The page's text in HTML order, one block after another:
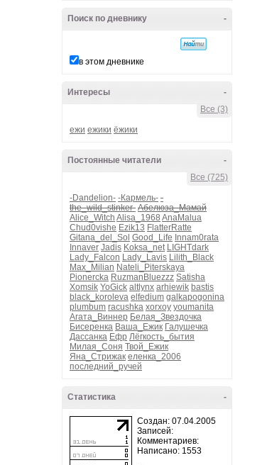
-
Поиск по дневнику
в этом дневнике
-
Интересы
Все (3)
ежи ежики ёжики
-
Постоянные читатели
Все (725)
-Dandelion- -Кармель- -
the_wild_stinker- Абелюза_Мамай
Alice_Witch Alisa_1968 AnaMalua
Chud0vishe Ezik13 FlatterRatte
Gitana_del_Sol Good_Life Innam0rata
Innaver Jadis Koksa_net LIGHTdark
Lady_Falcon Lady_Lavis Lilith_Black
Max_Milian Nateli_Piterskaya
Pionercka RuzmanBluezzz Satisha
Xomsik YoGick altlynx arhiewik bastis
black_koroleva elfedium galkapogonina
plumbum racushka xorxoy youmanita
Агата_Виннер Белая_Звездочка
Бисеренка Ваша_Ежик Галушечка
Дассанка Ефр Лёгкость_бытия
Милая_Соня Твой_Ежик
Яна_Стрижак еленка_2006
последний_ручей
-
Статистика
Создан: 07.04.2005
Записей:
Комментариев:
Написано: 1553